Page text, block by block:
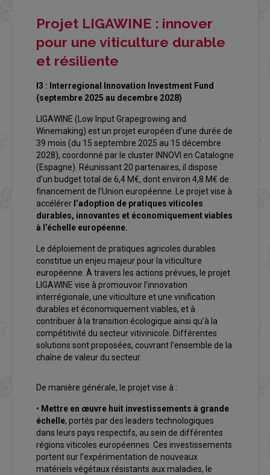
Projet LIGAWINE : innover
pour une viticulture durable
et résiliente
I3 : Interregional Innovation Investment Fund
(septembre 2025 au decembre 2028)
LIGAWINE (Low Input Grapegrowing and
Winemaking) est un projet européen d’une durée de
39 mois (du 15 septembre 2025 au 15 décembre
2028), coordonné par le cluster INNOVI en Catalogne
(Espagne). Réunissant 20 partenaires, il dispose
d’un budget total de 6,4 M€, dont environ 4,8 M€ de
financement de l’Union européenne. Le projet vise à
accélérer l’adoption de pratiques viticoles
durables, innovantes et économiquement viables
à l’échelle européenne.
Le déploiement de pratiques agricoles durables
constitue un enjeu majeur pour la viticulture
européenne. À travers les actions prévues, le projet
LIGAWINE vise à promouvoir l’innovation
interrégionale, une viticulture et une vinification
durables et économiquement viables, et à
contribuer à la transition écologique ainsi qu’à la
compétitivité du secteur vitivinicole. Différentes
solutions sont proposées, couvrant l’ensemble de la
chaîne de valeur du secteur.
De manière générale, le projet vise à :
• Mettre en œuvre huit investissements à grande
échelle, portés par des leaders technologiques
dans leurs pays respectifs, au sein de différentes
régions viticoles européennes. Ces investissements
portent sur l’expérimentation de nouveaux
matériels végétaux résistants aux maladies, le